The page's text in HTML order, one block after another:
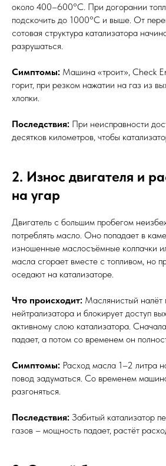
около 400–600°C. При догорании
подскочить до 1000°C и выше. От
сотовая структура катализатора
разрушаться.
Симптомы: Машина «троит», Check
горит, при резком нажатии на газ из
хлопки.
Последствия: При неисправности
десятков километров, чтобы
2. Износ двигателя и
на угар
Двигатель с большим пробегом
потреблять масло. Оно попадает в
изношенные маслосъёмные колпачки
масла сгорает вместе с топливом, но
оседают на катализаторе.
Что происходит: Маслянистый налёт
нейтрализатора и блокирует доступ
активному слою катализатора.
падает, а потом со временем он
Симптомы: Расход масла 1–2 литра
повод задуматься. Со временем
разгоняться.
Последствия: Забитый катализатор
газов – мощность падает, растёт